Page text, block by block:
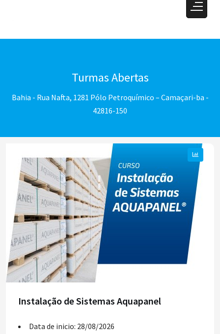
Turmas Abertas
Bahia - Rua Nafta, 1281 Pólo Petroquímico – Camaçari-ba -
42816-150
Instalação de Sistemas Aquapanel
Data de inicio: 28/08/2026